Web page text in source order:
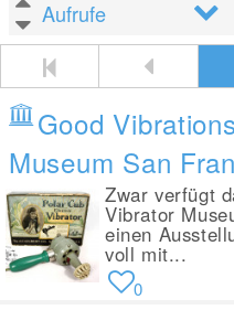
Good
Museum San
Zwar verfügt
Vibrator
einen
voll mit...
0